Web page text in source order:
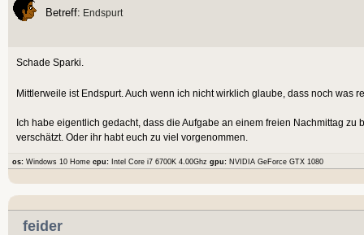
Betreff: Endspurt
Schade Sparki.
Mittlerweile ist Endspurt. Auch wenn ich nicht wirklich glaube, dass noch was
Ich habe eigentlich gedacht, dass die Aufgabe an einem freien Nachmittag
verschätzt. Oder ihr habt euch zu viel vorgenommen.
os: Windows 10 Home cpu: Intel Core i7 6700K 4.00Ghz gpu: NVIDIA GeForce GTX 1080
feider